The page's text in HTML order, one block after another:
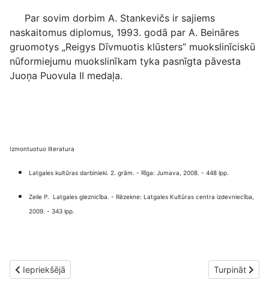
Par sovim dorbim A. Stankevičs ir sajiems
naskaitomus diplomus, 1993. godā par A. Beināres
gruomotys „Reigys Dīvmuotis klūsters” muokslinīciskū
nūformiejumu muokslinīkam tyka pasnīgta pāvesta
Juoņa Puovula II medaļa.
Izmontuotuo literatura
Latgales kultūras darbinieki. 2. grām. - Rīga: Jumava, 2008. - 448 lpp.
Zeile P. Latgales gleznicība. - Rēzekne: Latgales Kultūras centra izdevniecība,
2009. - 343 lpp.
Iepriekšējais raksts: Rēzeknis Suopu Dīvmuotis bazneicai – 75
Iepriekšējā Nākamais
Turpināt